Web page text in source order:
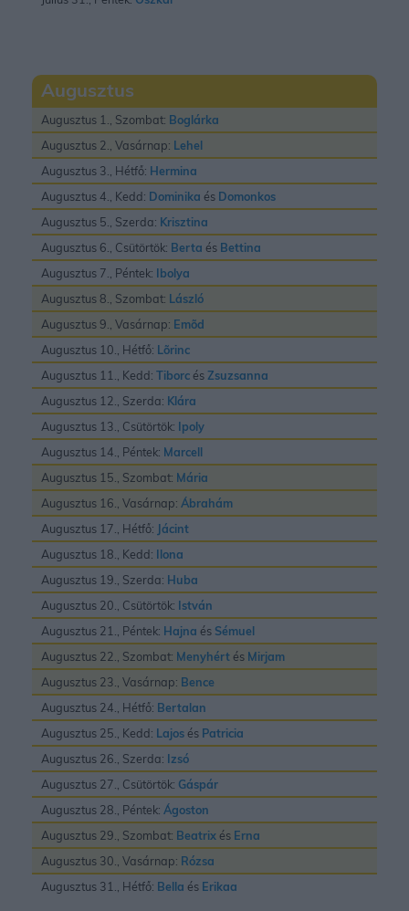
Augusztus
Augusztus 1., Szombat: Boglárka
Augusztus 2., Vasárnap: Lehel
Augusztus 3., Hétfő: Hermina
Augusztus 4., Kedd: Dominika és Domonkos
Augusztus 5., Szerda: Krisztina
Augusztus 6., Csütörtök: Berta és Bettina
Augusztus 7., Péntek: Ibolya
Augusztus 8., Szombat: László
Augusztus 9., Vasárnap: Emõd
Augusztus 10., Hétfő: Lõrinc
Augusztus 11., Kedd: Tiborc ésZsuzsanna
Augusztus 12., Szerda: Klára
Augusztus 13., Csütörtök: Ipoly
Augusztus 14., Péntek: Marcell
Augusztus 15., Szombat: Mária
Augusztus 16., Vasárnap: Ábrahám
Augusztus 17., Hétfő: Jácint
Augusztus 18., Kedd: Ilona
Augusztus 19., Szerda: Huba
Augusztus 20., Csütörtök: István
Augusztus 21., Péntek: Hajna és Sémuel
Augusztus 22., Szombat: Menyhért és Mirjam
Augusztus 23., Vasárnap: Bence
Augusztus 24., Hétfő: Bertalan
Augusztus 25., Kedd: Lajos és Patricia
Augusztus 26., Szerda: Izsó
Augusztus 27., Csütörtök: Gáspár
Augusztus 28., Péntek: Ágoston
Augusztus 29., Szombat: Beatrix és Erna
Augusztus 30., Vasárnap: Rózsa
Augusztus 31., Hétfő: Bella és Erikaa